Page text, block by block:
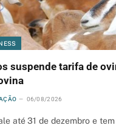
suspende tarifa de
06/08/2026
até 31 de dezembro e